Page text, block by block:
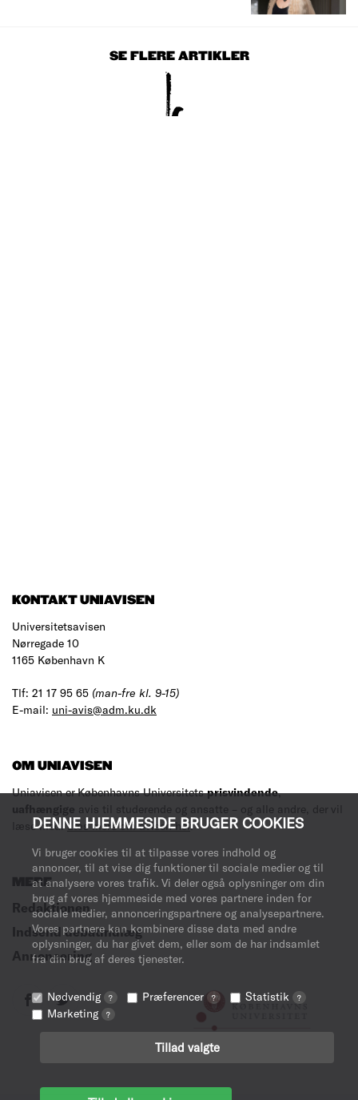
DENNE HJEMMESIDE BRUGER COOKIES
Vi bruger cookies til at tilpasse vores indhold og
annoncer, til at vise dig funktioner til sociale medier og til
at analysere vores trafik. Vi deler også oplysninger om din
brug af vores hjemmeside med vores partnere inden for
sociale medier, annonceringspartnere og analysepartnere.
Vores partnere kan kombinere disse data med andre
oplysninger, du har givet dem, eller som de har indsamlet
fra din brug af deres tjenester.
Nødvendig ? Præferencer ? Statistik ?
Marketing ?
Tillad valgte
SE FLERE ARTIKLER
KONTAKT UNIAVISEN
Universitetsavisen
Nørregade 10
1165 København K
Tlf: 21 17 95 65 (man-fre kl. 9-15)
E-mail: uni-avis@adm.ku.dk
OM UNIAVISEN
Uniavisen er Københavns Universitetsprisvindende,
uafhængige avis til studerende og ansatte – og alle andre, der vil
læse med.Læs mere om avisen her.
MERE
Redaktionen
Indsend debatindlæg
Annoncering